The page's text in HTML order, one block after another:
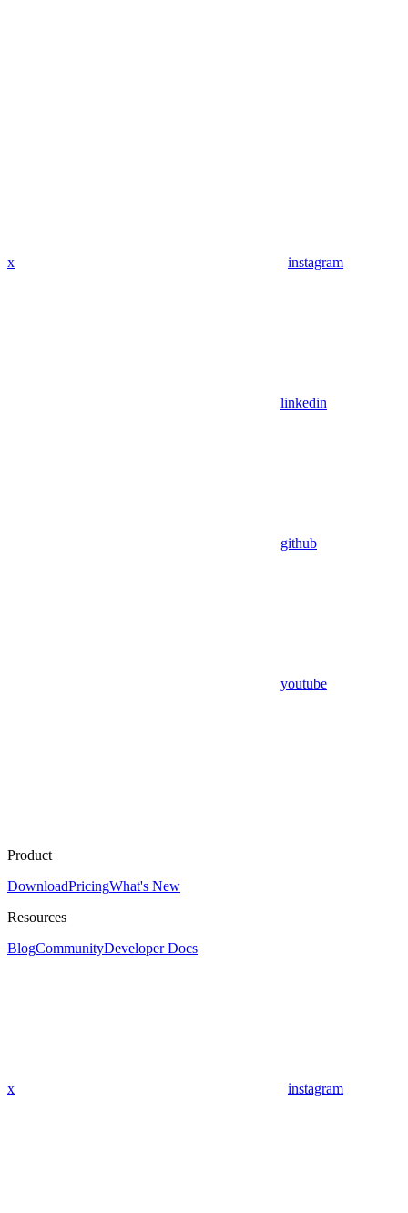
x instagram
linkedin
github
youtube
Product
DownloadPricingWhat's New
Resources
BlogCommunityDeveloper Docs
x instagram